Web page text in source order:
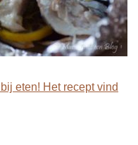
eten! Het recept vind